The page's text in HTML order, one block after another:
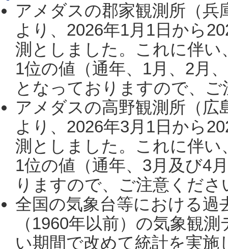
アメダスの郡家観測所（
より、2026年1月1日から
測としました。これに伴い
1位の値（通年、1月、2月
となっておりますので、
アメダスの高野観測所（
より、2026年3月1日から
測としました。これに伴い
1位の値（通年、3月及び4
りますので、ご注意くだ
全国の気象台等における過
（1960年以前）の気象観
い期間で改めて統計を実